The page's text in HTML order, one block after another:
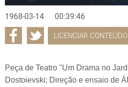
1968-03-14 00:39:46
LICENCIAR CONTEÚDO
Peça de Teatro "Um Drama no
Dostoievski; Direção e ensaio de